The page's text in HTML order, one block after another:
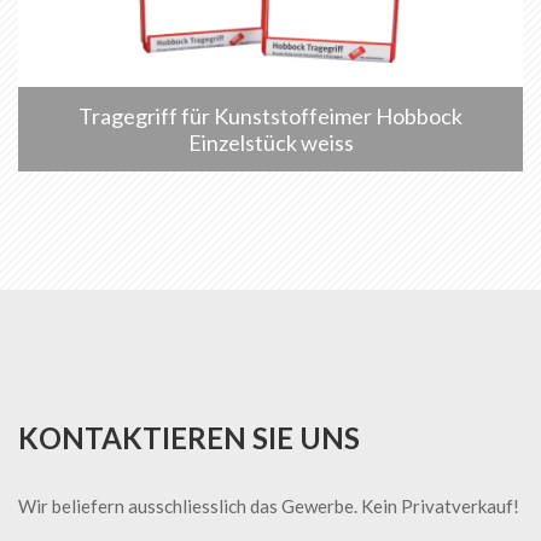
Tragegriff für Kunststoffeimer Hobbock
Einzelstück weiss
KONTAKTIEREN SIE UNS
Wir beliefern ausschliesslich das Gewerbe. Kein Privatverkauf!